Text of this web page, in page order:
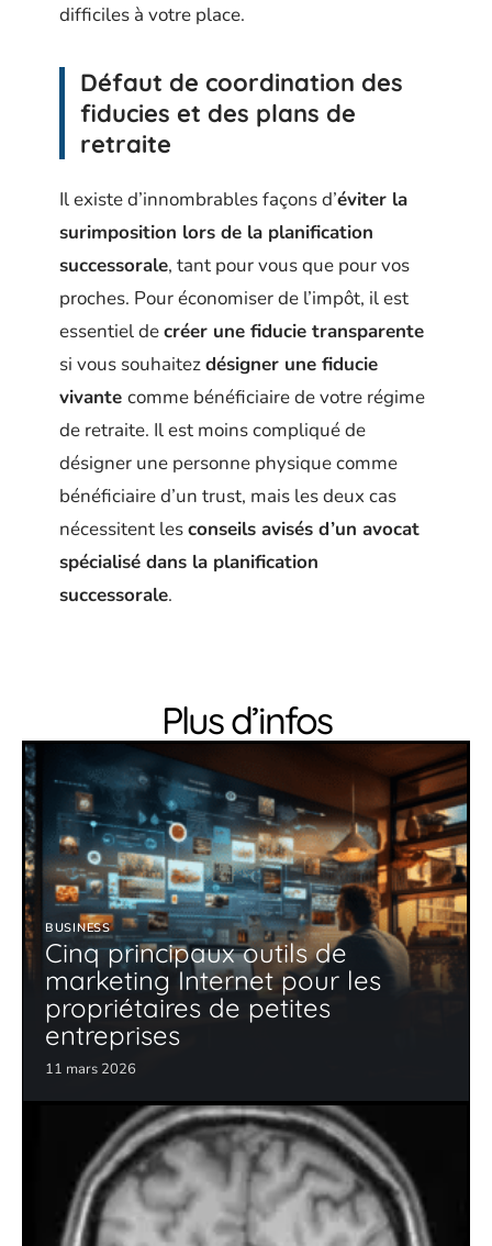
difficiles à votre place.
Défaut de coordination des
fiducies et des plans de
retraite
Il existe d’innombrables façons d’éviter la
surimposition lors de la planification
successorale, tant pour vous que pour vos
proches. Pour économiser de l’impôt, il est
essentiel decréer une fiducie transparente
si vous souhaitezdésigner une fiducie
vivante comme bénéficiaire de votre régime
de retraite. Il est moins compliqué de
désigner une personne physique comme
bénéficiaire d’un trust, mais les deux cas
nécessitent lesconseils avisés d’un avocat
spécialisé dans la planification
successorale.
Plus d’infos
BUSINESS
Cinq principaux outils de
marketing Internet pour les
propriétaires de petites
entreprises
11 mars 2026